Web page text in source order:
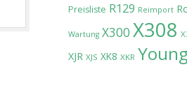
Preisliste R129 Reimport
Wartung X300 X308
XJR XJS XK8 XKR